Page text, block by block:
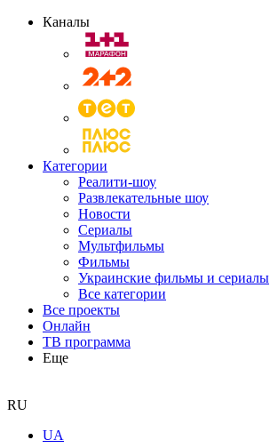
Каналы
Категории
Реалити-шоу
Развлекательные шоу
Новости
Сериалы
Мультфильмы
Фильмы
Украинские фильмы и сериалы
Все категории
Все проекты
Онлайн
ТВ программа
Еще
RU
UA